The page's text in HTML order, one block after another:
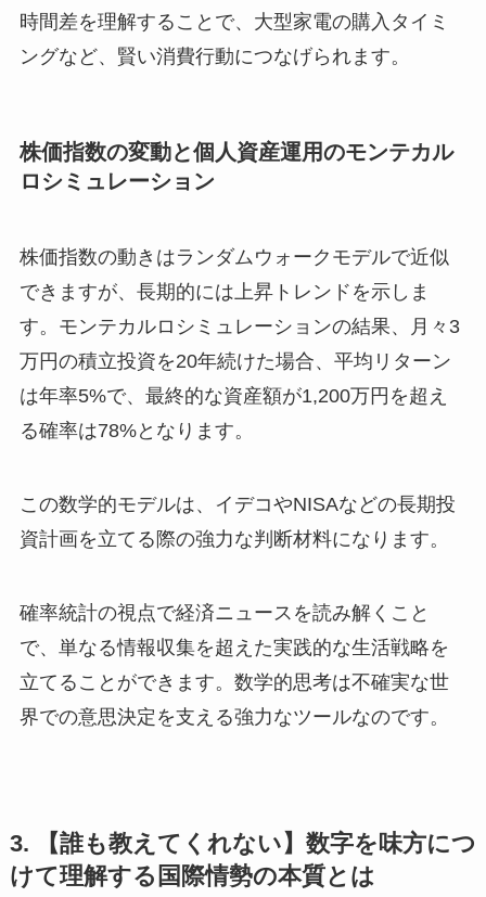
時間差を理解することで、大型家電の購入タイミ
ングなど、賢い消費行動につなげられます。
株価指数の変動と個人資産運用のモンテカル
ロシミュレーション
株価指数の動きはランダムウォークモデルで近似
できますが、長期的には上昇トレンドを示しま
す。モンテカルロシミュレーションの結果、月々3
万円の積立投資を20年続けた場合、平均リターン
は年率5%で、最終的な資産額が1,200万円を超え
る確率は78%となります。
この数学的モデルは、イデコやNISAなどの長期投
資計画を立てる際の強力な判断材料になります。
確率統計の視点で経済ニュースを読み解くこと
で、単なる情報収集を超えた実践的な生活戦略を
立てることができます。数学的思考は不確実な世
界での意思決定を支える強力なツールなのです。
3. 【誰も教えてくれない】数字を味方につ
けて理解する国際情勢の本質とは